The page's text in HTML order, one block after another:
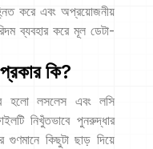
করে এবং অপ্রয়োজনীয়
ব্যবহার করে মূল ডেটা-
কি?
হলো লসলেস এবং লসি
নিখুঁতভাবে পুনরুদ্ধার
গুণমানে কিছুটা ছাড় দিয়ে